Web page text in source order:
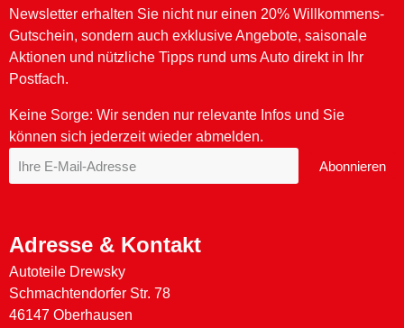
NAPA Premium RST 15W-40 - 1 Ltr.
NAPA Premium RSL C3 5W-40 - 1 Ltr.
NAPA Premium TS 10W-40 - 1 Ltr.
NAPA Premium Special V 0W-30 - 1 Ltr.NAPA Premium Special F Plus 0W-30 - 1 Ltr.
Newsletter erhalten Sie nicht nur einen 20% Willkommens-
Gutschein, sondern auch exklusive Angebote, saisonale
Aktionen und nützliche Tipps rund ums Auto direkt in Ihr
Postfach.
Keine Sorge: Wir senden nur relevante Infos und Sie
können sich jederzeit wieder abmelden.
Abonnieren
Adresse & Kontakt
Autoteile Drewsky
Schmachtendorfer Str. 78
46147 Oberhausen